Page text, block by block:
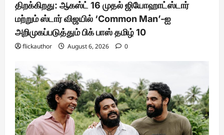
திறக்கிறது: ஆகஸ்ட் 16 முதல் ஜியோஹாட்ஸ்டார்
மற்றும் ஸ்டார் விஜயில் ‘Common Man’-ஐ
அறிமுகப்படுத்தும் பிக் பாஸ் தமிழ் 10
flickauthor August 6, 2026 0